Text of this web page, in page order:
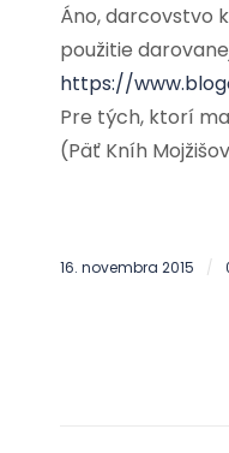
Áno, darcovstvo
použitie
https://
Pre tých, ktorí
(Päť Kníh
16. novembra 2015 /